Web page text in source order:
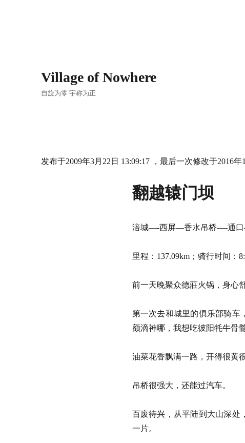
Village of Nowhere
自旋为零 宇称为正
发布于2009年3月22日 13:09:17 ，最后一次修改于2016年
翻越辕门坝
涪城—-西屏—香水吊桥—-
里程：137.09km；骑行时间
前一天晚聚众德莊火锅，身
第一次去和城里的俱乐部骑车
额滴神哪，我想吃彼阳牦牛
油菜花香飘满一路，开得很黄
吊桥很强大，还能过汽车
百废待兴，从平陆到大山深处
一片。